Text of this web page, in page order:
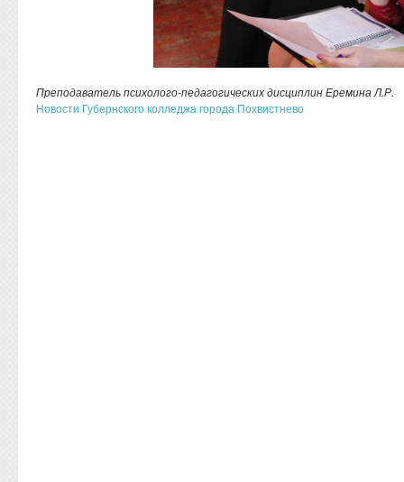
Преподаватель психолого-педагогических дисциплин Еремина Л.Р.
Новости Губернского колледжа города Похвистнево